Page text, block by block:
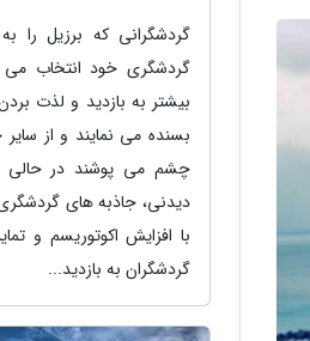
گردشگرانی که برزیل را
گردشگری خود انتخاب می
بیشتر به بازدید و لذت
بسنده می نمایند و از
چشم می پوشند در حالی
دیدنی، جاذبه های
با افزایش اکوتوریسم و
گردشگران به بازدید...